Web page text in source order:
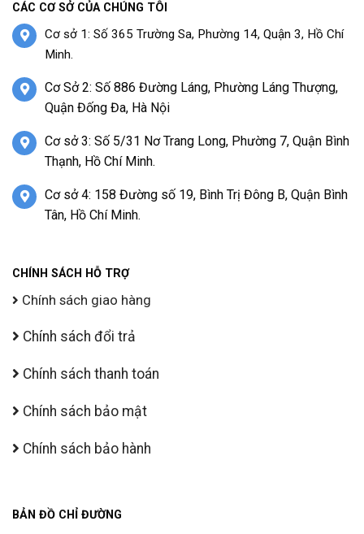
CÁC CƠ SỞ CỦA CHÚNG TÔI
Cơ sở 1: Số 365 Trường Sa, Phường 14, Quận 3, Hồ Chí
Minh.
Cơ Sở 2: Số 886 Đường Láng, Phường Láng Thượng,
Quận Đống Đa, Hà Nội
Cơ sở 3: Số 5/31 Nơ Trang Long, Phường 7, Quận Bình
Thạnh, Hồ Chí Minh.
Cơ sở 4: 158 Đường số 19, Bình Trị Đông B, Quận Bình
Tân, Hồ Chí Minh.
CHÍNH SÁCH HỖ TRỢ
Chính sách giao hàng
Chính sách đổi trả
Chính sách thanh toán
Chính sách bảo mật
Chính sách bảo hành
BẢN ĐỒ CHỈ ĐƯỜNG